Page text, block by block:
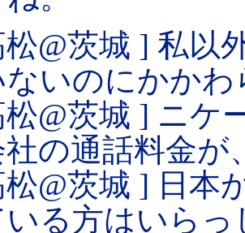
松@茨城 ] 私以
ないのにかか
松@茨城 ] ニケ
社の通話料金が
松@茨城 ] 日本
いる方はいら